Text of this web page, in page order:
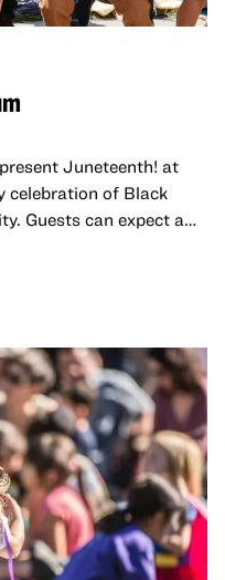
present Juneteenth! at
of Black
Guests can expect a
delicious offerings
of Black culture.